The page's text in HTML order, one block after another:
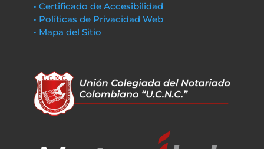
• Certificado de Accesibilidad
• Políticas de Privacidad Web
• Mapa del Sitio